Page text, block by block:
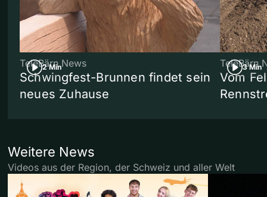
2 Min
TeleBärn News
Schwingfest-Brunnen findet sein
neues Zuhause
3 Min
TeleBärn
Vom
Weitere News
Videos aus der Region, der Schweiz und aller Welt